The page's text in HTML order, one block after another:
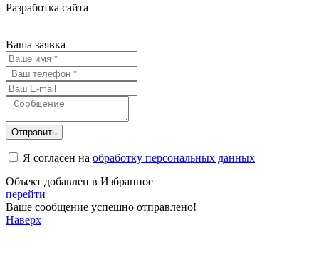
Разработка сайта
Ваша заявка
Отправить
Я согласен на обработку персональных данных
Объект добавлен в Избранное
перейти
Ваше сообщение успешно отправлено!
Наверх